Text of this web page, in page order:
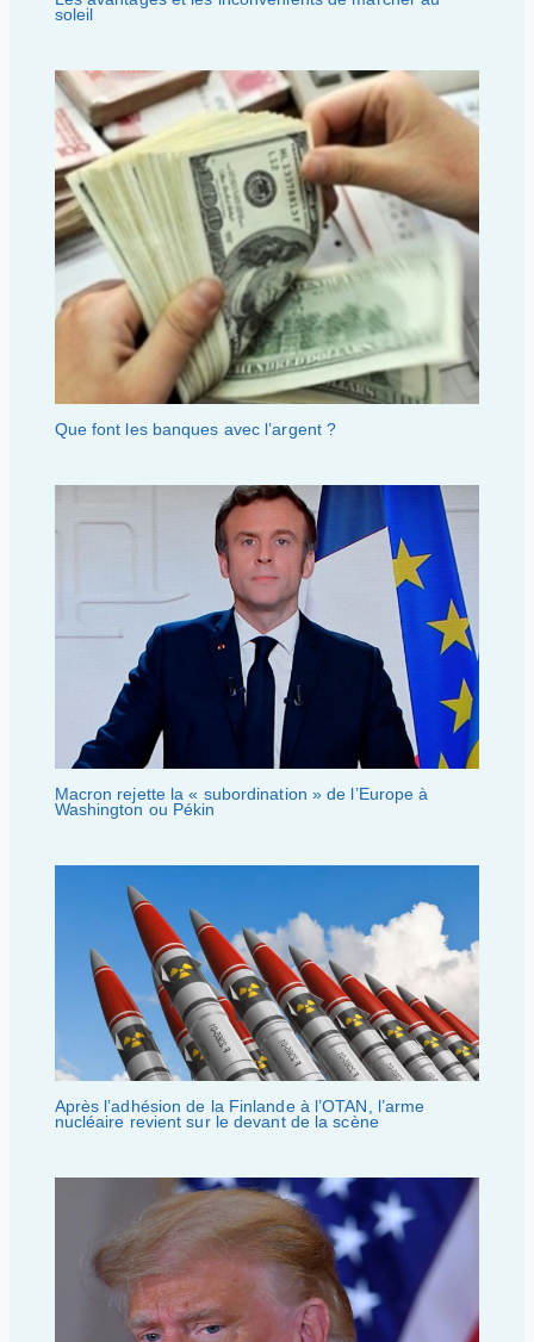
soleil
Que font les banques avec l’argent ?
Macron rejette la « subordination » de l’Europe à
Washington ou Pékin
Après l’adhésion de la Finlande à l’OTAN, l’arme
nucléaire revient sur le devant de la scène